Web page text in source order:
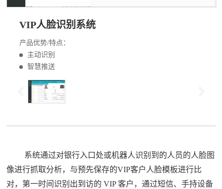
VIP人脸识别系统
产品优势/特点：
主动识别
智慧推送
系统通过对银行入口处或机器人识别到的人员的人脸图
像进行抓取分析，与预先保存的VIP客户人脸模板进行比
对，第一时间识别出到访的 VIP 客户，通过短信、手持设备